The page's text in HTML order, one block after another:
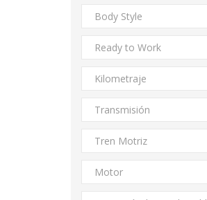
Body Style
Ready to Work
Kilometraje
Transmisión
Tren Motriz
Motor